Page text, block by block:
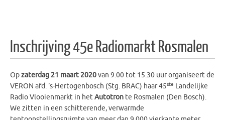
Inschrijving 45e Radiomarkt Rosmalen
Opzaterdag 21 maart 2020van 9.00 tot 15.30 uur organiseert de
VERON afd. ‘s-Hertogenbosch (Stg. BRAC) haar 45ste Landelijke
Radio Vlooienmarkt in hetAutotron te Rosmalen (Den Bosch).
We zitten in een schitterende, verwarmde